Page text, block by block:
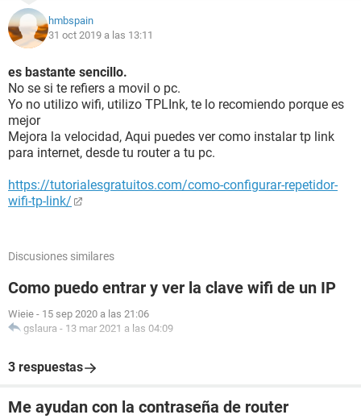
hmbspain
31 oct 2019 a las 13:11
es bastante sencillo.
No se si te refiers a movil o pc.
Yo no utilizo wifi, utilizo TPLInk, te lo recomiendo porque es
mejor
Mejora la velocidad, Aqui puedes ver como instalar tp link
para internet, desde tu router a tu pc.
https://tutorialesgratuitos.com/como-configurar-repetidor-
wifi-tp-link/
Discusiones similares
Como puedo entrar y ver la clave wifi de un IP
Wieie - 15 sep 2020 a las 21:06
gslaura - 13 mar 2021 a las 04:09
3 respuestas
Me ayudan con la contraseña de router